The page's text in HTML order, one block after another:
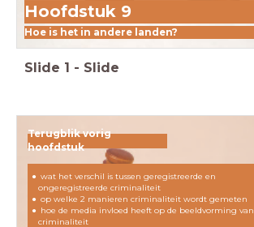
Hoofdstuk 9
Hoe is het in andere landen?
Slide 1 - Slide
wat het verschil is tussen geregistreerde en
ongeregistreerde criminaliteit
op welke 2 manieren criminaliteit wordt gemeten
hoe de media invloed heeft op de beeldvorming van
criminaliteit
Terugblik vorig
hoofdstuk